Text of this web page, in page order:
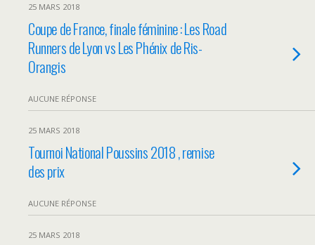
25 MARS 2018
Coupe de France, finale féminine : Les Road
Runners de Lyon vs Les Phénix de Ris-
Orangis
AUCUNE RÉPONSE
25 MARS 2018
Tournoi National Poussins 2018 , remise
des prix
AUCUNE RÉPONSE
25 MARS 2018